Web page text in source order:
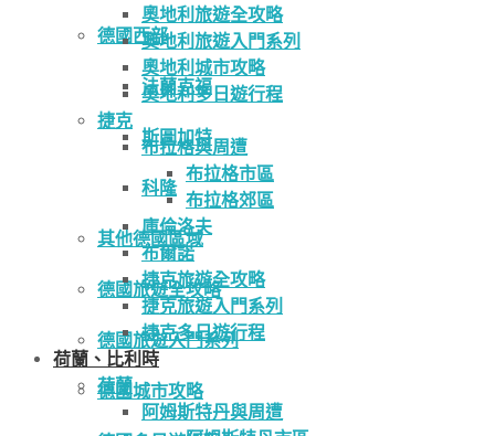
德國西部
法蘭克福
斯圖加特
科隆
其他德國區域
德國旅遊全攻略
德國旅遊入門系列
德國城市攻略
奧地利旅遊全攻略
奧地利旅遊入門系列
奧地利城市攻略
奧地利多日遊行程
捷克
布拉格與周遭
布拉格市區
布拉格郊區
庫倫洛夫
布爾諾
捷克旅遊全攻略
捷克旅遊入門系列
捷克多日遊行程
荷蘭、比利時
荷蘭
阿姆斯特丹與周遭